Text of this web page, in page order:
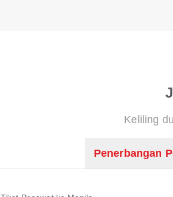
Keliling
Penerbangan